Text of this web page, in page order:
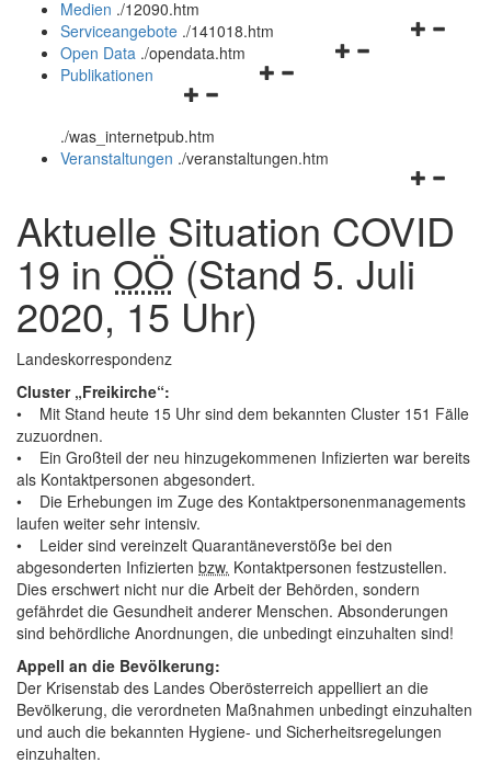
schließen
Medien ./12090.htm
Navigationsmenü
Serviceangebote ./141018.htm
Navigationsmenü
Open Data ./opendata.htm
Navigationsmenü
und
schließen
Publikationen
./was_internetpub.htm
und
schließen
Veranstaltungen ./veranstaltungen.htm
Aktuelle Situation COVID
19 in OÖ (Stand 5. Juli
2020, 15 Uhr)
Landeskorrespondenz
Cluster „Freikirche“:
• Mit Stand heute 15 Uhr sind dem bekannten Cluster 151 Fälle
zuzuordnen.
• Ein Großteil der neu hinzugekommenen Infizierten war bereits
als Kontaktpersonen abgesondert.
• Die Erhebungen im Zuge des Kontaktpersonenmanagements
laufen weiter sehr intensiv.
• Leider sind vereinzelt Quarantäneverstöße bei den
abgesonderten Infizierten bzw. Kontaktpersonen festzustellen.
Dies erschwert nicht nur die Arbeit der Behörden, sondern
gefährdet die Gesundheit anderer Menschen. Absonderungen
sind behördliche Anordnungen, die unbedingt einzuhalten sind!
Appell an die Bevölkerung:
Der Krisenstab des Landes Oberösterreich appelliert an die
Bevölkerung, die verordneten Maßnahmen unbedingt einzuhalten
und auch die bekannten Hygiene- und Sicherheitsregelungen
einzuhalten.